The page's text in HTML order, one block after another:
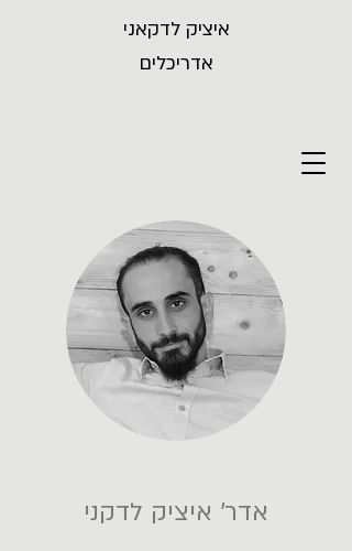
איציק לדקאני
אדריכלים
אדר' איציק לדקני